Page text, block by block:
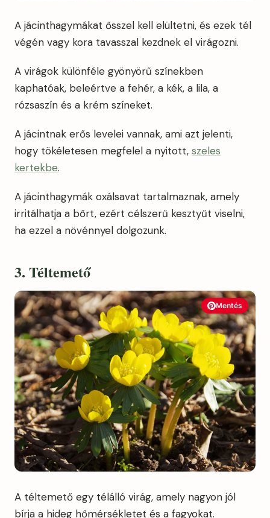
A jácinthagymákat ősszel kell elültetni, és ezek tél
végén vagy kora tavasszal kezdnek el virágozni.
A virágok különféle gyönyörű színekben
kaphatóak, beleértve a fehér, a kék, a lila, a
rózsaszín és a krém színeket.
A jácintnak erős levelei vannak, ami azt jelenti,
hogy tökéletesen megfelel a nyitott, szeles
kertekbe.
A jácinthagymák oxálsavat tartalmaznak, amely
irritálhatja a bőrt, ezért célszerű kesztyűt viselni,
ha ezzel a növénnyel dolgozunk.
3. Téltemető
Mentés
A téltemető egy télálló virág, amely nagyon jól
bírja a hideg hőmérsékletet és a fagyokat.